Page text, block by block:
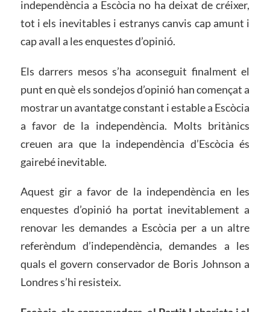
independència a Escòcia no ha deixat de créixer,
tot i els inevitables i estranys canvis cap amunt i
cap avall a les enquestes d’opinió.
Els darrers mesos s’ha aconseguit finalment el
punt en què els sondejos d’opinió han començat a
mostrar un avantatge constant i estable a Escòcia
a favor de la independència. Molts britànics
creuen ara que la independència d’Escòcia és
gairebé inevitable.
Aquest gir a favor de la independència en les
enquestes d’opinió ha portat inevitablement a
renovar les demandes a Escòcia per a un altre
referèndum d’independència, demandes a les
quals el govern conservador de Boris Johnson a
Londres s’hi resisteix.